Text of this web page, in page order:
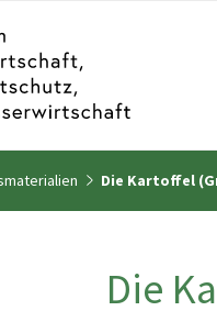
Die Kartoffel
Die